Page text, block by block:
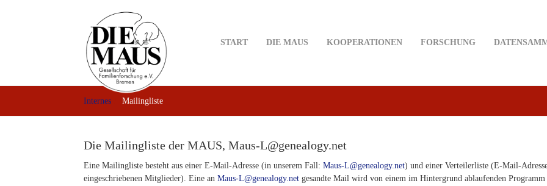
START DIE MAUS KOOPERATIONEN FORSCHUNG
Internes Mailingliste
Die Mailingliste der MAUS, Maus-L@genealogy.net
Eine Mailingliste besteht aus einer E-Mail-Adresse (in unserem Fall: Maus-L@genealogy.net) und einer Verteilerliste (E-Mail-
eingeschriebenen Mitglieder). Eine an Maus-L@genealogy.net gesandte Mail wird von einem im Hintergrund ablaufenden Programm